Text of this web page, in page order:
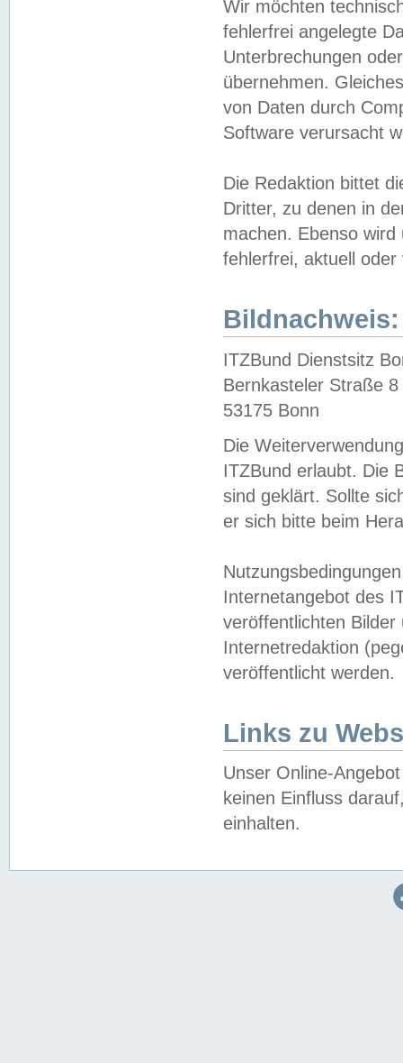
Wir möchten
fehlerfrei angelegte
Unterbrechungen
übernehmen.
von Daten durch
Software verursacht
Die Redaktion bittet
Dritter, zu denen in
machen. Ebenso
fehlerfrei, aktuell oder
Bildnachweis:
ITZBund Dienstsitz
Bernkasteler Straße 8
53175 Bonn
Die
ITZBund erlaubt. Die
sind geklärt. Sollte
er sich bitte beim
Internetangebot des
veröffentlichten
Internetredaktion
veröffentlicht werden.
Links zu
Unser Online-
keinen Einfluss
einhalten.